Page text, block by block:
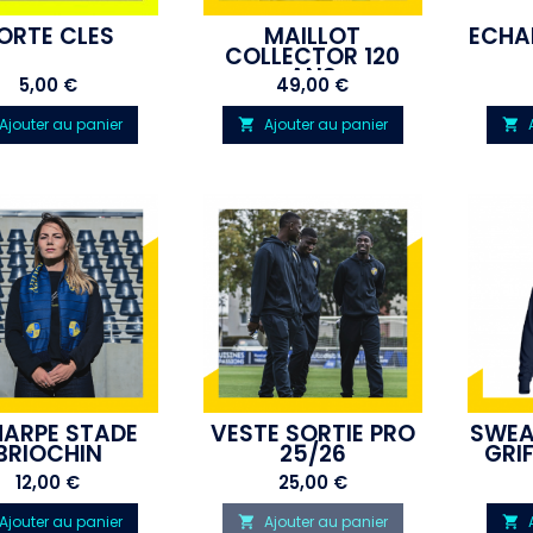
CLÉS
Prix
5,00 €
Ajouter au panier
MAILLOT
COLLECTOR 120
ANS
Prix
49,00 €
 Ajouter au panier 
STADE
Prix
12,00 €
Ajouter au panier
VESTE SORTIE PRO
25/26
Prix
25,00 €
 Ajouter au panier 